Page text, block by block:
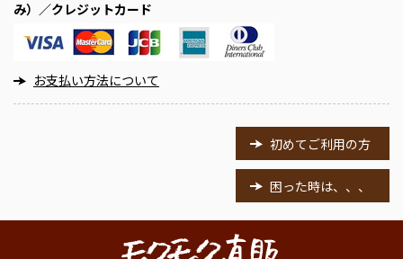
み）／クレジットカード
お支払い方法について
初めてご利用の方
困った時は、、、